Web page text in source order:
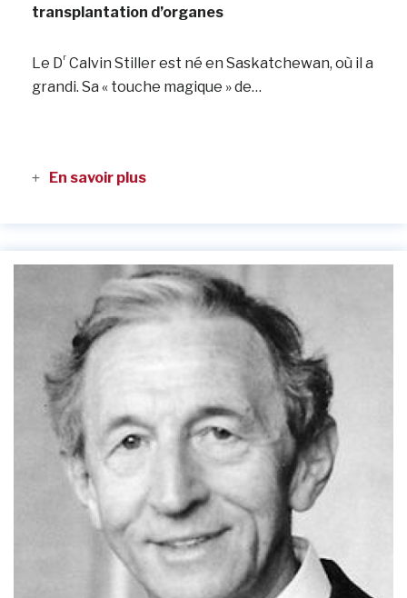
transplantation d’organes
Le Dr Calvin Stiller est né en Saskatchewan, où il a
grandi. Sa « touche magique » de…
En savoir plus